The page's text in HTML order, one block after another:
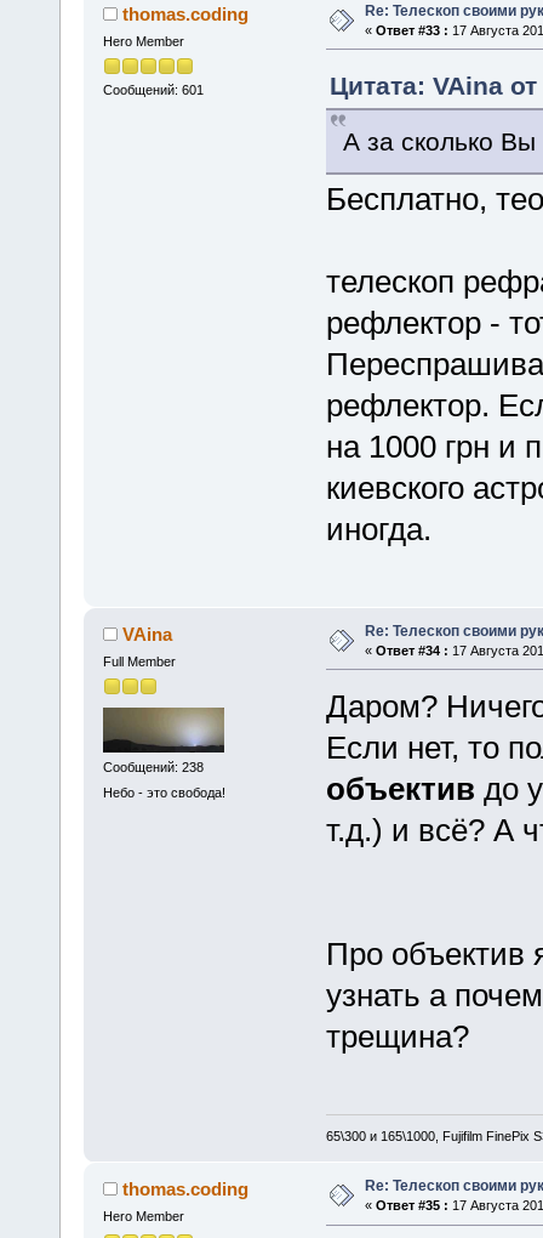
thomas.coding
Hero Member
Сообщений: 601
Re: Телескоп своими
« Ответ #33 : 17 Августа
Цитата: VAina
А за сколько Вы
Бесплатно,
телескоп
рефлектор -
рефлектор.
на 1000 грн и
киевского
иногда.
VAina
Full Member
Сообщений: 238
Небо - это свобода!
Re: Телескоп своими
« Ответ #34 : 17 Августа
Даром?
Если нет, то
объектив до
т.д.) и всё? А
Про объектив
узнать а
трещина?
65\300 и 165\1000, Fujifilm FinePix
thomas.coding
Hero Member
Re: Телескоп своими
« Ответ #35 : 17 Августа